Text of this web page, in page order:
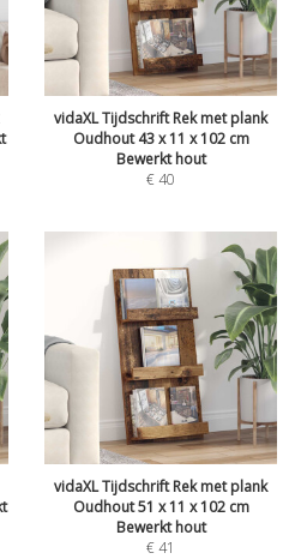
vidaXL Tijdschrift Rek met plank
Oudhout 43 x 11 x 102 cm
Bewerkt hout
€40
vidaXL Tijdschrift Rek met plank
Oudhout 51 x 11 x 102 cm
Bewerkt hout
€41